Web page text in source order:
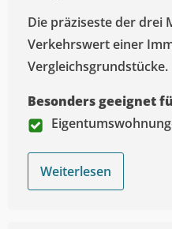
Die präziseste der drei
Verkehrswert einer
Vergleichsgrundstücke.
Besonders geeignet
Weiterlesen